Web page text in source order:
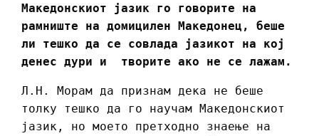
Македонскиот јазик го говорите на
рамниште на домицилен Македонец, беше
ли тешко да се совлада јазикот на кој
денес дури и творите ако не се лажам.
Л.Н. Морам да признам дека не беше
толку тешко да го научам Македонскиот
јазик, но моето претходно знаење на